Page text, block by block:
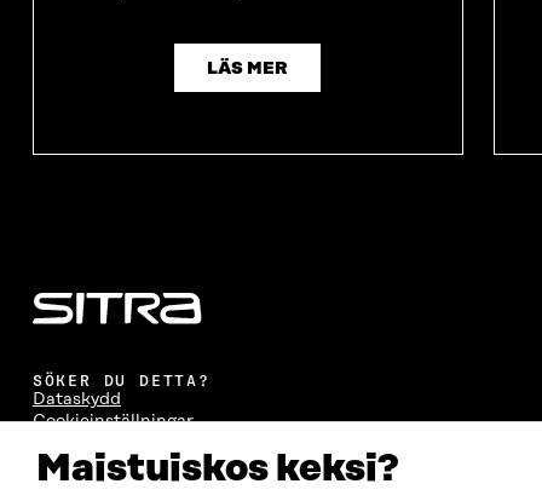
Maistuiskos keksi?
LÄS MER
SÖKER DU DETTA?
Dataskydd
Cookieinställningar
Tillgänglighetsutredning
Beskrivning av handlingsoffentligheten